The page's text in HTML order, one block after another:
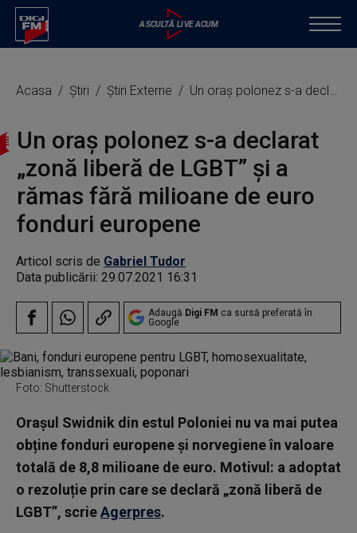
Acasa Știri Știri Externe Un oraș polonez s-a declarat „zonă liberă de LGBT” și a rămas fără milioane de euro fonduri europene
Un oraș polonez s-a declarat
„zonă liberă de LGBT” și a
rămas fără milioane de euro
fonduri europene
Articol scris de Gabriel Tudor
Data publicării: 29.07.2021 16:31
Adaugă Digi FM ca sursă preferată în
Google
Foto: Shutterstock
Orașul Swidnik din estul Poloniei nu va mai putea
obține fonduri europene și norvegiene în valoare
totală de 8,8 milioane de euro. Motivul: a adoptat
o rezoluție prin care se declară „zonă liberă de
LGBT”, scrieAgerpres.